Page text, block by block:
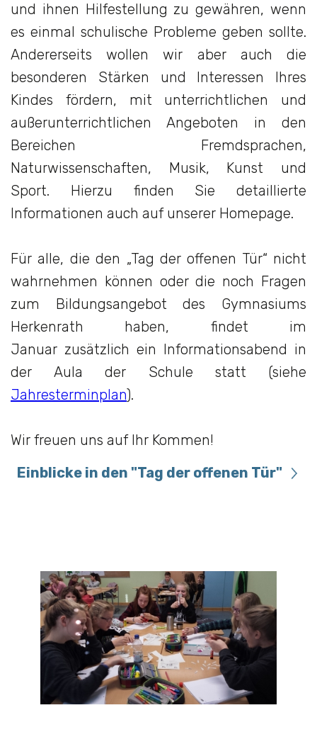
und ihnen Hilfestellung zu gewähren, wenn
es einmal schulische Probleme geben sollte.
Andererseits wollen wir aber auch die
besonderen Stärken und Interessen Ihres
Kindes fördern, mit unterrichtlichen und
außerunterrichtlichen Angeboten in den
Bereichen Fremdsprachen,
Naturwissenschaften, Musik, Kunst und
Sport. Hierzu finden Sie detaillierte
Informationen auch auf unserer Homepage.
Für alle, die den „Tag der offenen Tür“ nicht
wahrnehmen können oder die noch Fragen
zum Bildungsangebot des Gymnasiums
Herkenrath haben, findet im
Januar zusätzlich ein Informationsabend in
der Aula der Schule statt (siehe
Jahresterminplan).
Wir freuen uns auf Ihr Kommen!
Einblicke in den "Tag der offenen Tür"